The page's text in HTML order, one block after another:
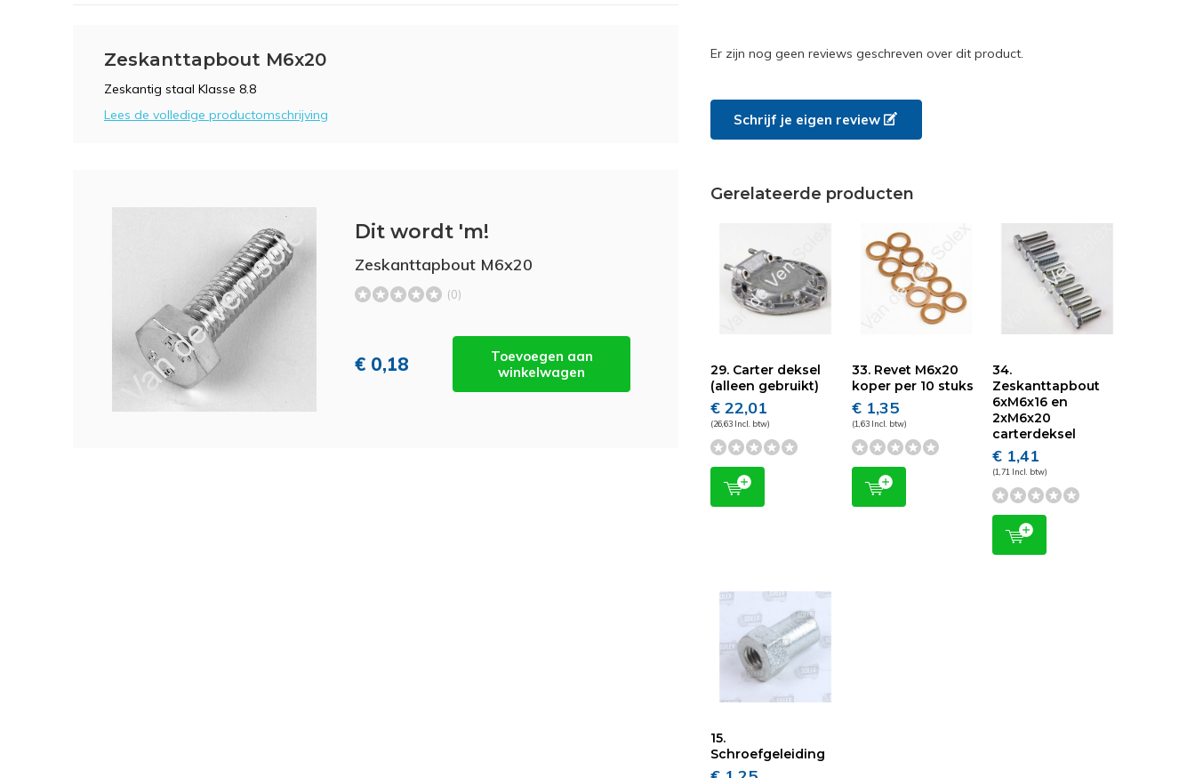
Zeskanttapbout M6x20
Zeskantig staal Klasse 8.8
Lees de volledige productomschrijving
Dit wordt 'm!
Zeskanttapbout M6x20
(0)
€ 0,18
Toevoegen aan
winkelwagen
Er zijn nog geen reviews geschreven over dit product.
Schrijf je eigen review
Gerelateerde producten
29. Carter deksel
(alleen gebruikt)
€ 22,01
(26,63 Incl. btw)
33. Revet M6x20
koper per 10 stuks
€ 1,35
(1,63 Incl. btw)
34.
Zeskanttapbout
6xM6x16 en
2xM6x20
carterdeksel
€ 1,41
(1,71 Incl. btw)
15.
Schroefgeleiding